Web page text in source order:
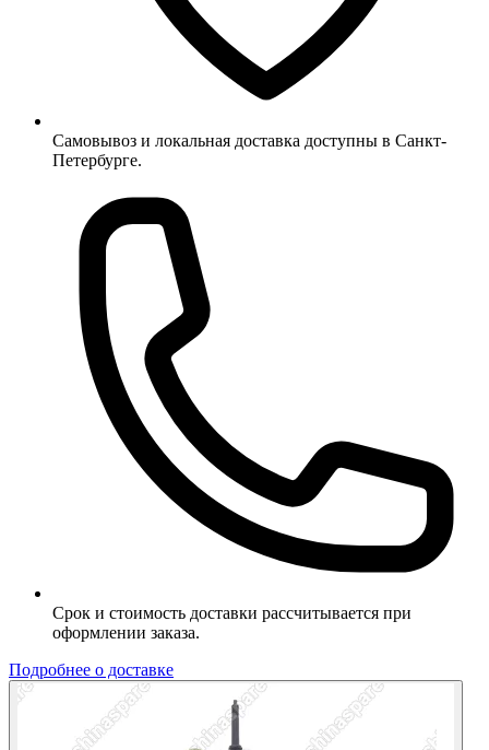
Самовывоз и локальная доставка доступны в Санкт-
Петербурге.
Срок и стоимость доставки рассчитывается при
оформлении заказа.
Подробнее о доставке